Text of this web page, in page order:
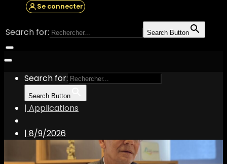
Se connecter
Search for: Search Button
Search for:
Search Button
| Applications
| 8/9/2026